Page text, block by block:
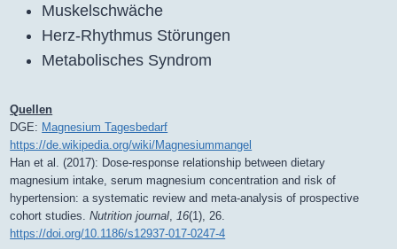
Muskelschwäche
Herz-Rhythmus Störungen
Metabolisches Syndrom
Quellen
DGE: Magnesium Tagesbedarf
https://de.wikipedia.org/wiki/Magnesiummangel
Han et al. (2017): Dose-response relationship between dietary
magnesium intake, serum magnesium concentration and risk of
hypertension: a systematic review and meta-analysis of prospective
cohort studies.Nutrition journal 16(1), 26.
https://doi.org/10.1186/s12937-017-0247-4